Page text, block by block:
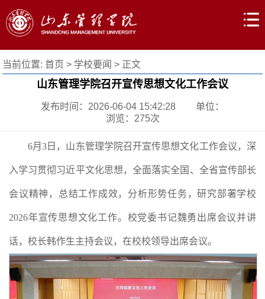
当前位置: 首页 > 学校要闻> 正文
山东管理学院召开宣传思想文化工作会议
发布时间：2026-06-04 15:42:28
单位：
浏览： 275次
6月3日，山东管理学院召开宣传思想文化工作会议，深
入学习贯彻习近平文化思想，全面落实全国、全省宣传部长
会议精神，总结工作成效，分析形势任务，研究部署学校
2026年宣传思想文化工作。校党委书记魏勇出席会议并讲
话，校长韩作生主持会议，在校校领导出席会议。